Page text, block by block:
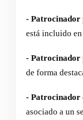
-
está incluido
-
de forma
- Patrocinador
asociado a un